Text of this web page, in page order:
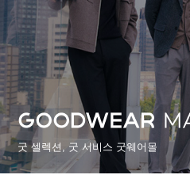
굿 셀렉션, 굿 서비스 굿웨어몰